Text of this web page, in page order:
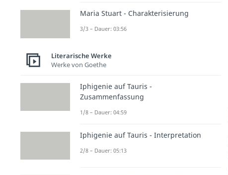
Maria Stuart - Charakterisierung
3/3 – Dauer: 03:56
Literarische Werke
Werke von Goethe
Iphigenie auf Tauris -
Zusammenfassung
1/8 – Dauer: 04:59
Iphigenie auf Tauris - Interpretation
2/8 – Dauer: 05:13